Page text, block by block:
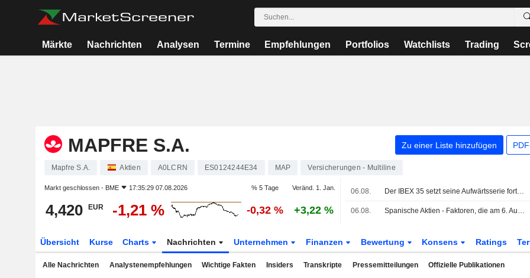
Märkte Nachrichten Analysen Termine Empfehlungen Portfolios Watchlists Trading
MAPFRE S.A. Zu einer Liste hinzufügen
Mapfre S.A. Aktien A0LCRN ES0124244E34 MAP Versicherungen - Multiline
Markt geschlossen - BME 17:35:29 07.08.2026 % 5 Tage Veränd. 1. Jan.
4,420 EUR -1,21 % -0,32 % +3,22 %
06.08. Der IBEX 35 setzt seine Aufwärtsserie fort - getragen von Hoffnungen auf ein Abkommen zwischen den USA und Iran
06.08. Spanische Aktien - Faktoren, die am 6. Aug. im Blick stehen
Übersicht Kurse Charts Nachrichten Unternehmen Finanzen Bewertung Konsens Ratings
Alle Nachrichten Analystenempfehlungen Wichtige Fakten Insiders Transkripte Pressemitteilungen Offizielle Publikationen